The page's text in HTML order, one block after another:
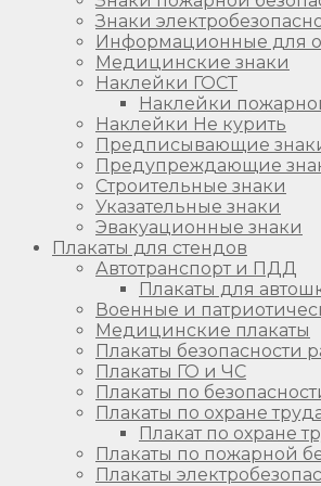
Знаки
Информационные для
Медицинские знаки
Наклейки ГОСТ
Наклейки
Наклейки Не курить
Предписывающие
Предупреждающие
Строительные знаки
Указательные знаки
Эвакуационные знаки
Плакаты для стендов
Автотранспорт и ПДД
Плакаты для
Военные и
Медицинские плакаты
Плакаты безопасности
Плакаты ГО и ЧС
Плакаты по
Плакаты по охране
Плакат по охране
Плакаты по пожарной
Плакаты